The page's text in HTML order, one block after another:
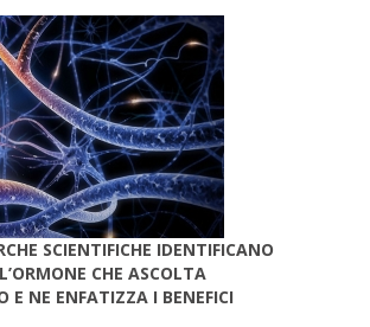
SCIENTIFICHE IDENTIFICANO
CHE ASCOLTA
E NE ENFATIZZA I BENEFICI